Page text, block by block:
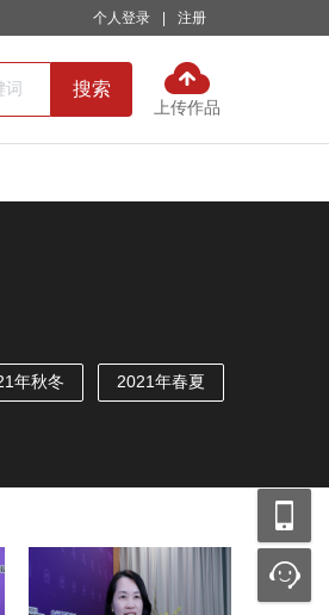
个人登录 注册
搜索
上传作品
年秋冬 2021年春夏